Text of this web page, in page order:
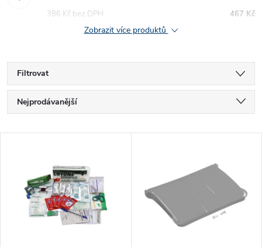
467 Kč
386 Kč bez DPH
Zobrazit více produktů
Filtrovat
Ř
a
Nejprodávanější
Abecedně